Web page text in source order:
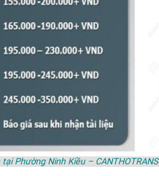
Phường Ninh Kiều – CANTHOTRANS